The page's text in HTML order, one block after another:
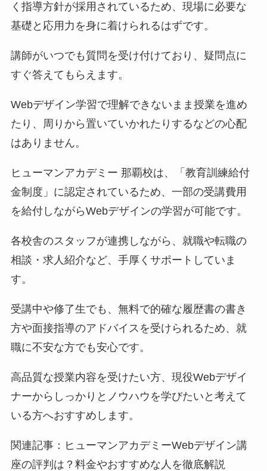
く指導方針が採用されているため、現場に必要な
基礎と応用力を身に着けられるはずです。
講師がいつでも質問を受け付けており、疑問点に
すぐ答えてもらえます。
Webデザイン学習で理解できないまま授業を進め
たり、周りから置いていかれたりするなどの心配
はありません。
ヒューマンアカデミー 那覇校は、「教育訓練給付
金制度」に認定されているため、一部の受講費用
を給付しながらWebデザインの学習が可能です。
各校舎のスタッフが連携しながら、就職や転職の
相談・求人紹介など、手厚くサポートしていま
す。
受講中や修了生でも、無料で的確な履歴書の書き
方や面接指導のアドバイスを受けられるため、就
職に不安な方でも安心です。
高品質な授業内容を受けたい方、現役Webデザイ
ナーからしっかりとノウハウを学びたいと考えて
いる方へおすすめします。
関連記事：ヒューマンアカデミーWebデザイン講
座の評判は？料金やおすすめな人を徹底解説